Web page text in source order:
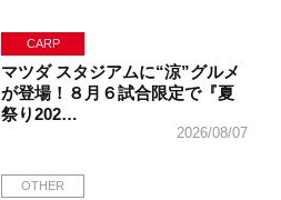
CARP
マツダ スタジアムに“涼”グルメ
が登場！８月６試合限定で『夏
祭り202…
2026/08/07
OTHER